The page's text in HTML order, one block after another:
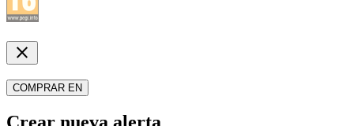
close
COMPRAR EN
Crear nueva alerta